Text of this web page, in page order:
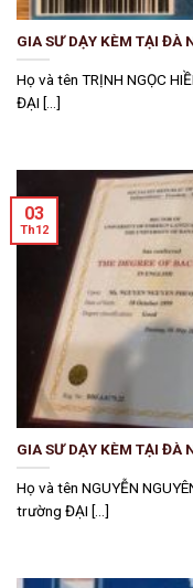
GIA SƯ DẠY KÈM TẠI ĐÀ
Họ và tên TRỊNH NGỌC
ĐẠI [...]
GIA SƯ DẠY KÈM TẠI ĐÀ
Họ và tên NGUYỄN
trường ĐẠI [...]
03
Th12